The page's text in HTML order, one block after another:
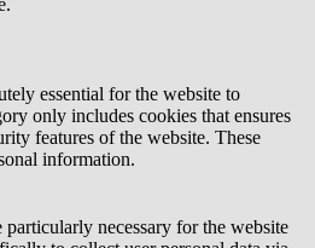
essential for the website to
only includes cookies that ensures
features of the website. These
information.
necessary for the website